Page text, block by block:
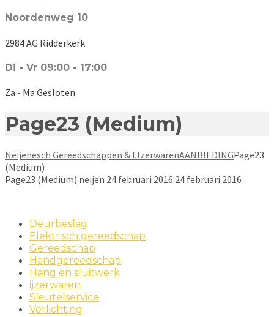
Noordenweg 10
2984 AG Ridderkerk
Di - Vr 09:00 - 17:00
Za - Ma Gesloten
Page23 (Medium)
Neijenesch Gereedschappen & IJzerwarenAANBIEDINGPage23
(Medium)
Page23 (Medium) neijen 24 februari 2016 24 februari 2016
Deurbeslag
Elektrisch gereedschap
Gereedschap
Handgereedschap
Hang en sluitwerk
ijzerwaren
Sleutelservice
Verlichting